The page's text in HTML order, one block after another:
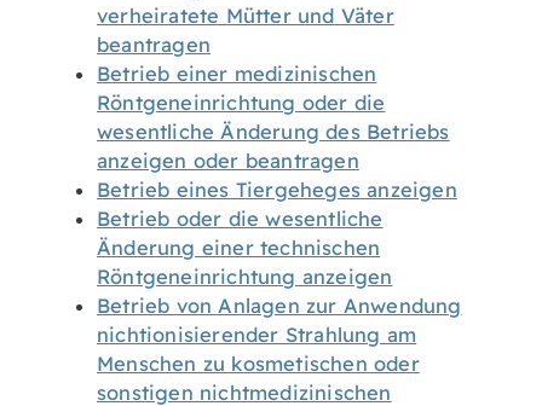
verheiratete Mütter und Väter
beantragen
Betrieb einer medizinischen
Röntgeneinrichtung oder die
wesentliche Änderung des Betriebs
anzeigen oder beantragen
Betrieb eines Tiergeheges anzeigen
Betrieb oder die wesentliche
Änderung einer technischen
Röntgeneinrichtung anzeigen
Betrieb von Anlagen zur Anwendung
nichtionisierender Strahlung am
Menschen zu kosmetischen oder
sonstigen nichtmedizinischen